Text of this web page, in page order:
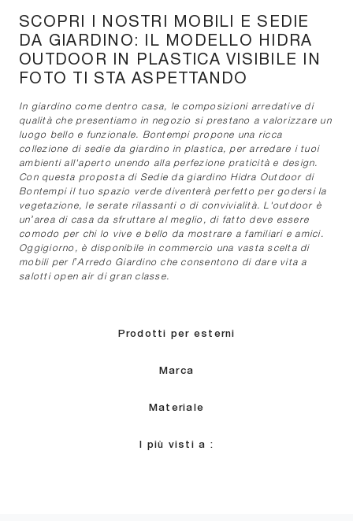
SCOPRI I NOSTRI MOBILI E SEDIE
DA GIARDINO: IL MODELLO HIDRA
OUTDOOR IN PLASTICA VISIBILE IN
FOTO TI STA ASPETTANDO
In giardino come dentro casa, le composizioni arredative di
qualità che presentiamo in negozio si prestano a valorizzare un
luogo bello e funzionale. Bontempi propone una ricca
collezione di sedie da giardino in plastica, per arredare i tuoi
ambienti all'aperto unendo alla perfezione praticità e design.
Con questa proposta di Sedie da giardino Hidra Outdoor di
Bontempi il tuo spazio verde diventerà perfetto per godersi la
vegetazione, le serate rilassanti o di convivialità. L'outdoor è
un’area di casa da sfruttare al meglio, di fatto deve essere
comodo per chi lo vive e bello da mostrare a familiari e amici.
Oggigiorno, è disponibile in commercio una vasta scelta di
mobili per l’Arredo Giardino che consentono di dare vita a
salotti open air di gran classe.
Prodotti per esterni
Marca
Materiale
I più visti a :